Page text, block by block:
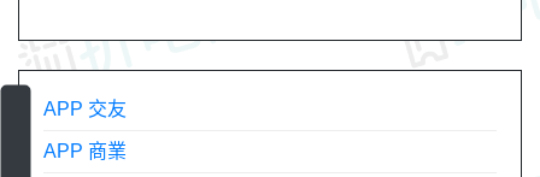
APP 交友
APP 商業